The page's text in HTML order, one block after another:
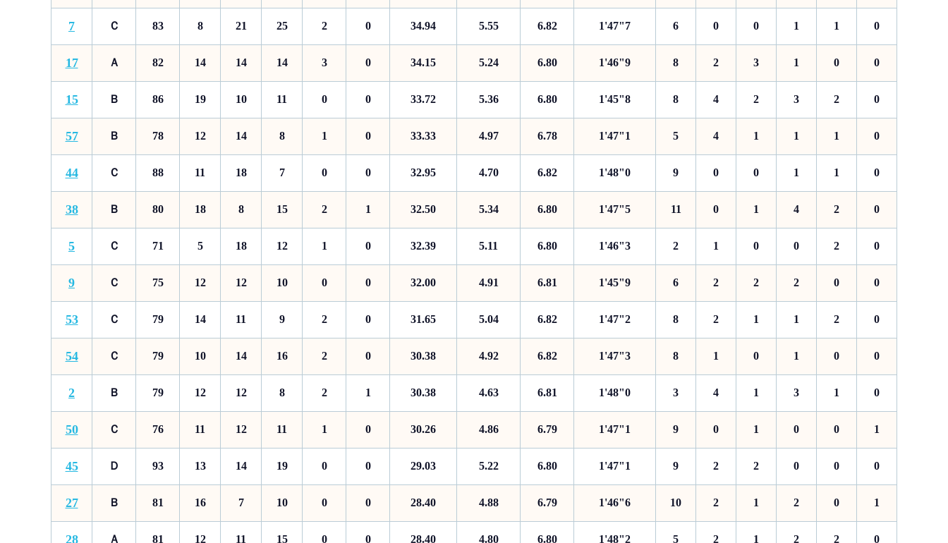
7 Ｃ 83 8 21 25 2 0 34.94 5.55 6.82 1'47"7 6 0 0 1 1 0
17 Ａ 82 14 14 14 3 0 34.15 5.24 6.80 1'46"9 8 2 3 1 0 0
15 Ｂ 86 19 10 11 0 0 33.72 5.36 6.80 1'45"8 8 4 2 3 2 0
57 Ｂ 78 12 14 8 1 0 33.33 4.97 6.78 1'47"1 5 4 1 1 1 0
44 Ｃ 88 11 18 7 0 0 32.95 4.70 6.82 1'48"0 9 0 0 1 1 0
38 Ｂ 80 18 8 15 2 1 32.50 5.34 6.80 1'47"5 11 0 1 4 2 0
5 Ｃ 71 5 18 12 1 0 32.39 5.11 6.80 1'46"3 2 1 0 0 2 0
9 Ｃ 75 12 12 10 0 0 32.00 4.91 6.81 1'45"9 6 2 2 2 0 0
53 Ｃ 79 14 11 9 2 0 31.65 5.04 6.82 1'47"2 8 2 1 1 2 0
54 Ｃ 79 10 14 16 2 0 30.38 4.92 6.82 1'47"3 8 1 0 1 0 0
2 Ｂ 79 12 12 8 2 1 30.38 4.63 6.81 1'48"0 3 4 1 3 1 0
50 Ｃ 76 11 12 11 1 0 30.26 4.86 6.79 1'47"1 9 0 1 0 0 1
45 Ｄ 93 13 14 19 0 0 29.03 5.22 6.80 1'47"1 9 2 2 0 0 0
27 Ｂ 81 16 7 10 0 0 28.40 4.88 6.79 1'46"6 10 2 1 2 0 1
28 Ａ 81 12 11 15 0 0 28.40 4.80 6.80 1'48"2 5 2 1 2 2 0